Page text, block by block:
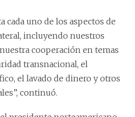
cada uno de los aspectos de
incluyendo nuestros
cooperación en temas
transnacional, el
el lavado de dinero y otros
continuó.